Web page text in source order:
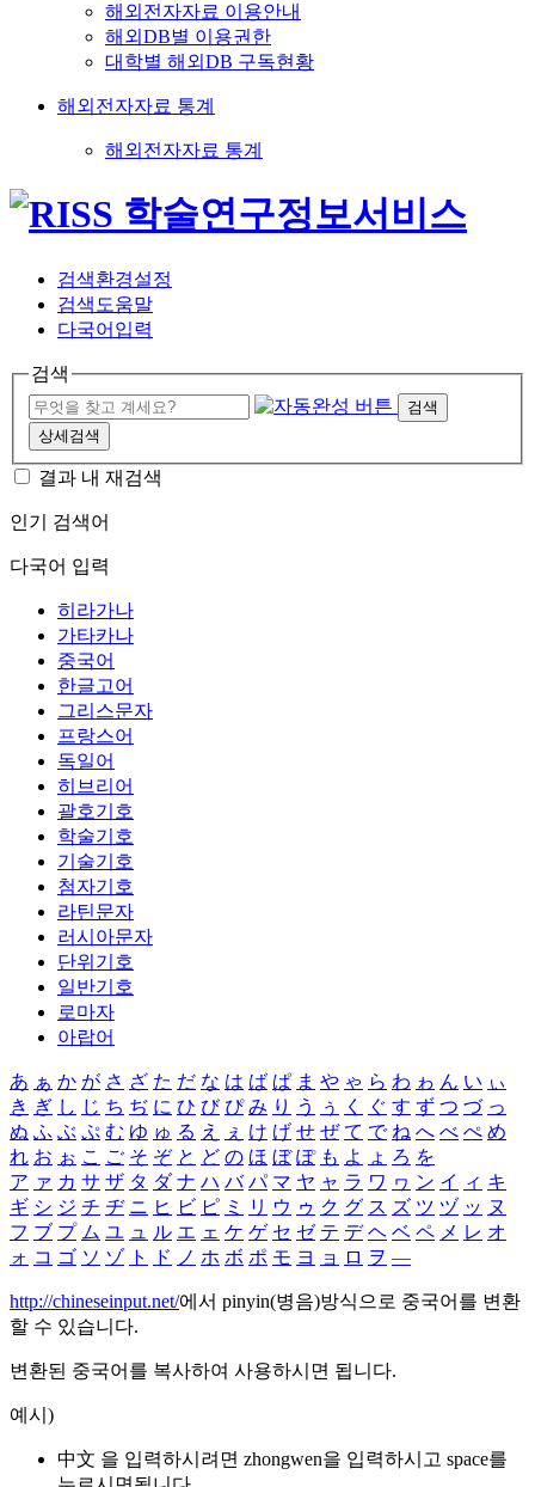
해외전자자료 이용안내
해외DB별 이용권한
대학별 해외DB 구독현황
해외전자자료 통계
해외전자자료 통계
검색환경설정
검색도움말
다국어입력
검색
검색
상세검색
결과 내 재검색
인기 검색어
다국어 입력
히라가나
가타카나
중국어
한글고어
그리스문자
프랑스어
독일어
히브리어
괄호기호
학술기호
기술기호
첨자기호
라틴문자
러시아문자
단위기호
일반기호
로마자
아랍어
あ ぁ か が さ ざ た だ な は ば ぱ ま や ゃ ら わ ゎ ん い ぃ
き ぎ し じ ち ぢ に ひ び ぴ み り う ぅ く ぐ す ず つ づ っ
ぬ ふ ぶ ぷ む ゆ ゅ る え ぇ け げ せ ぜ て で ね へ べ ぺ め
れ お ぉ こ ご そ ぞ と ど の ほ ぼ ぽ も よ ょ ろ を
ア ァ カ サ ザ タ ダ ナ ハ バ パ マ ヤ ャ ラ ワ ヮ ン イ ィ キ
ギ シ ジ チ ヂ ニ ヒ ビ ピ ミ リ ウ ゥ ク グ ス ズ ツ ヅ ッ ヌ
フ ブ プ ム ユ ュ ル エ ェ ケ ゲ セ ゼ テ デ ヘ ベ ペ メ レ オ
ォ コ ゴ ソ ゾ ト ド ノ ホ ボ ポ モ ヨ ョ ロ ヲ ―
http://chineseinput.net/에서 pinyin(병음)방식으로 중국어를 변환
할 수 있습니다.
변환된 중국어를 복사하여 사용하시면 됩니다.
예시)
中文 을 입력하시려면 zhongwen을 입력하시고 space를